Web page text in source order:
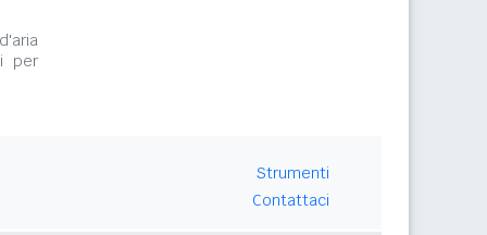
per
Strumenti
Contattaci